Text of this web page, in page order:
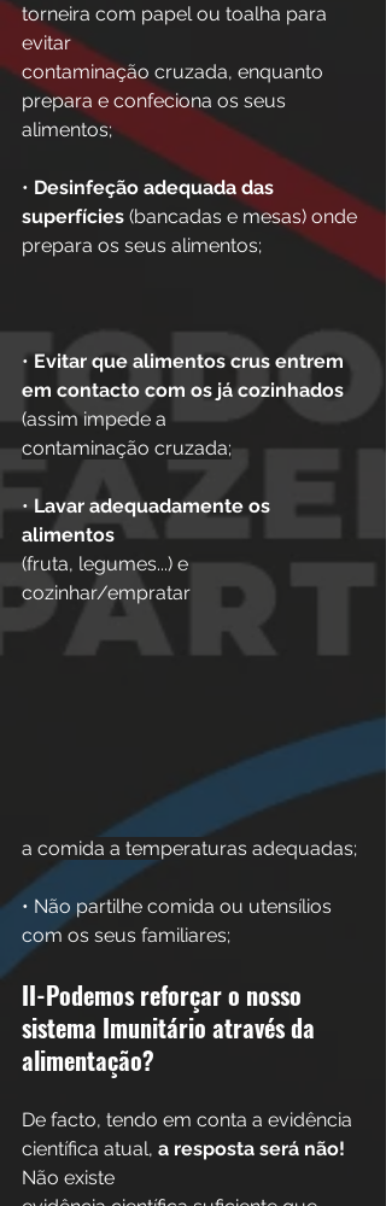
torneira com papel ou toalha para
evitar
contaminação cruzada, enquanto
prepara e confeciona os seus
alimentos;
• Desinfeção adequada das
superfícies (bancadas e mesas) onde
prepara os seus alimentos;
• Evitar que alimentos crus entrem
em contacto com os já cozinhados
(assim impede a
contaminação cruzada;
• Lavar adequadamente os
alimentos
(fruta, legumes...) e
cozinhar/empratar
a comida a temperaturas adequadas;
• Não partilhe comida ou utensílios
com os seus familiares;
II-Podemos reforçar o nosso
sistema Imunitário através da
alimentação?
De facto, tendo em conta a evidência
científica atual, a resposta será não!
Não existe